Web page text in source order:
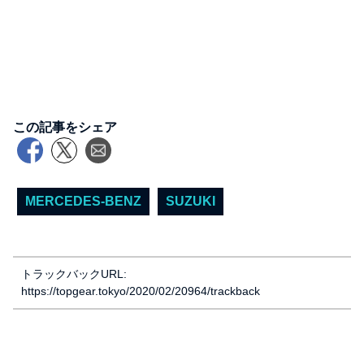
この記事をシェア
MERCEDES-BENZ SUZUKI
トラックバックURL:
https://topgear.tokyo/2020/02/20964/trackback